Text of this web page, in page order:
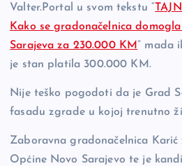
Valter.Portal u svom tekstu “
Kako se gradonačelnica
Sarajeva za 230.000 KM” mada
je stan platila 300.000 KM.
Nije teško pogodoti da je Grad
fasadu zgrade u kojoj trenutno
Zaboravna gradonačelnica
Općine Novo Sarajevo te je